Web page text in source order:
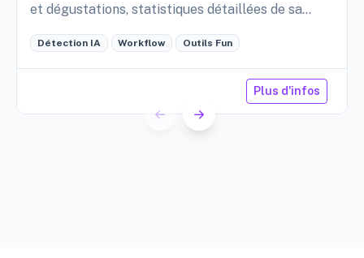
et dégustations, statistiques détaillées de sa
Détection IA Workflow Outils Fun
Plus d'infos